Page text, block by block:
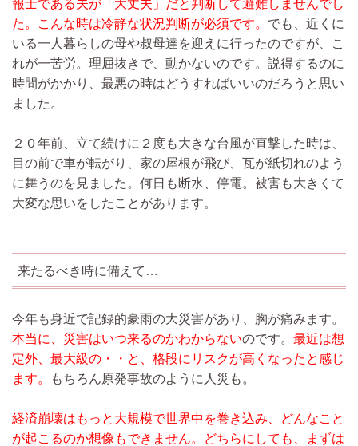
報士である夫が「大丈夫」だと判断して避難しませんでし
た。こんな時は冷静な状況判断が必須です。 でも、近くに
いる一人暮らしの母や叔母達を迎えに行ったのですが、こ
れが一苦労。理屈抜きで、動かないのです。説得するのに
時間がかかり、最悪の時はどうすればいいのだろうと思い
ました。
２０年前、立て続けに２度も大きな台風が直撃した時は、
目の前で車が転がり、家の屋根が飛び、瓦が紙切れのよう
に舞うのを見ました。何日も断水、停電。被害も大きくて
大変な思いをしたことがあります。
来たるべき時に備えて…
今年も身近で記録的豪雨の大災害があり、胸が痛みます。
本当に、災害はいつ来るのかわからないのです。 最近は想
定外、最大級の・・と、格段にリスクが高くなったと感じ
ます。
もちろん原発事故のように人災も。
経済崩壊はもっと大規模で世界中を巻き込み、どんなこと
が起こるのか想像もできません。どちらにしても、まずは